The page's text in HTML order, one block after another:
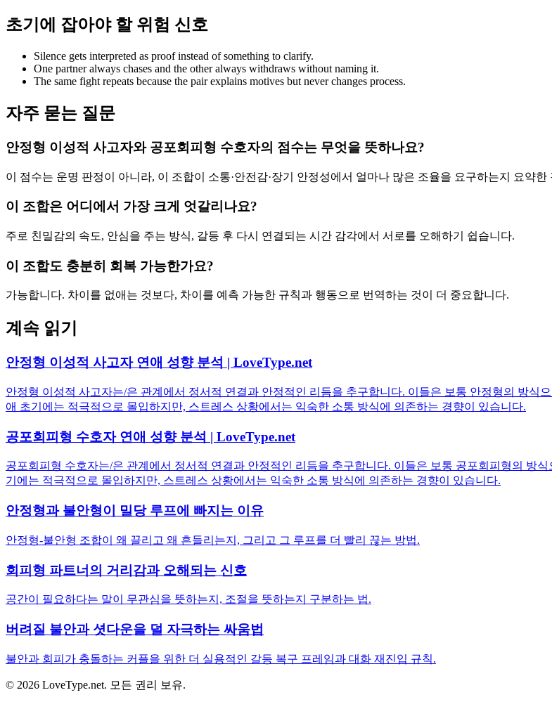
초기에 잡아야 할 위험 신호
Silence gets interpreted as proof instead of something to clarify.
One partner always chases and the other always withdraws without naming it.
The same fight repeats because the pair explains motives but never changes process.
자주 묻는 질문
안정형 이성적 사고자와 공포회피형 수호자의 점수는 무엇을 뜻하나요?
이 점수는 운명 판정이 아니라, 이 조합이 소통·안전감·장기 안정성에서 얼마나 많은 조율을 요구하는지 요약한
이 조합은 어디에서 가장 크게 엇갈리나요?
주로 친밀감의 속도, 안심을 주는 방식, 갈등 후 다시 연결되는 시간 감각에서 서로를 오해하기 쉽습니다.
이 조합도 충분히 회복 가능한가요?
가능합니다. 차이를 없애는 것보다, 차이를 예측 가능한 규칙과 행동으로 번역하는 것이 더 중요합니다.
계속 읽기
안정형 이성적 사고자 연애 성향 분석 | LoveType.net
안정형 이성적 사고자는/은 관계에서 정서적 연결과 안정적인 리듬을 추구합니다. 이들은 보통 안정형의 방식
애 초기에는 적극적으로 몰입하지만, 스트레스 상황에서는 익숙한 소통 방식에 의존하는 경향이 있습니다.
공포회피형 수호자 연애 성향 분석 | LoveType.net
공포회피형 수호자는/은 관계에서 정서적 연결과 안정적인 리듬을 추구합니다. 이들은 보통 공포회피형의 방
기에는 적극적으로 몰입하지만, 스트레스 상황에서는 익숙한 소통 방식에 의존하는 경향이 있습니다.
안정형과 불안형이 밀당 루프에 빠지는 이유
안정형-불안형 조합이 왜 끌리고 왜 흔들리는지, 그리고 그 루프를 더 빨리 끊는 방법.
회피형 파트너의 거리감과 오해되는 신호
공간이 필요하다는 말이 무관심을 뜻하는지, 조절을 뜻하는지 구분하는 법.
버려질 불안과 셧다운을 덜 자극하는 싸움법
불안과 회피가 충돌하는 커플을 위한 더 실용적인 갈등 복구 프레임과 대화 재진입 규칙.
© 2026 LoveType.net. 모든 권리 보유.